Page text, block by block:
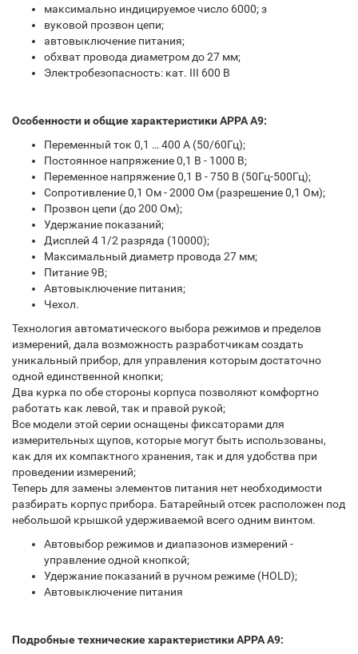
максимально индицируемое число 6000; з
вуковой прозвон цепи;
автовыключение питания;
обхват провода диаметром до 27 мм;
Электробезопасность: кат. III 600 В
Особенности и общие характеристики APPA A9:
Переменный ток 0,1 … 400 А (50/60Гц);
Постоянное напряжение 0,1 В - 1000 В;
Переменное напряжение 0,1 В - 750 В (50Гц-500Гц);
Сопротивление 0,1 Ом - 2000 Ом (разрешение 0,1 Ом);
Прозвон цепи (до 200 Ом);
Удержание показаний;
Дисплей 4 1/2 разряда (10000);
Максимальный диаметр провода 27 мм;
Питание 9В;
Автовыключение питания;
Чехол.
Технология автоматического выбора режимов и пределов
измерений, дала возможность разработчикам создать
уникальный прибор, для управления которым достаточно
одной единственной кнопки;
Два курка по обе стороны корпуса позволяют комфортно
работать как левой, так и правой рукой;
Все модели этой серии оснащены фиксаторами для
измерительных щупов, которые могут быть использованы,
как для их компактного хранения, так и для удобства при
проведении измерений;
Теперь для замены элементов питания нет необходимости
разбирать корпус прибора. Батарейный отсек расположен под
небольшой крышкой удерживаемой всего одним винтом.
Автовыбор режимов и диапазонов измерений -
управление одной кнопкой;
Удержание показаний в ручном режиме (HOLD);
Автовыключение питания
Подробные технические характеристики APPA A9: